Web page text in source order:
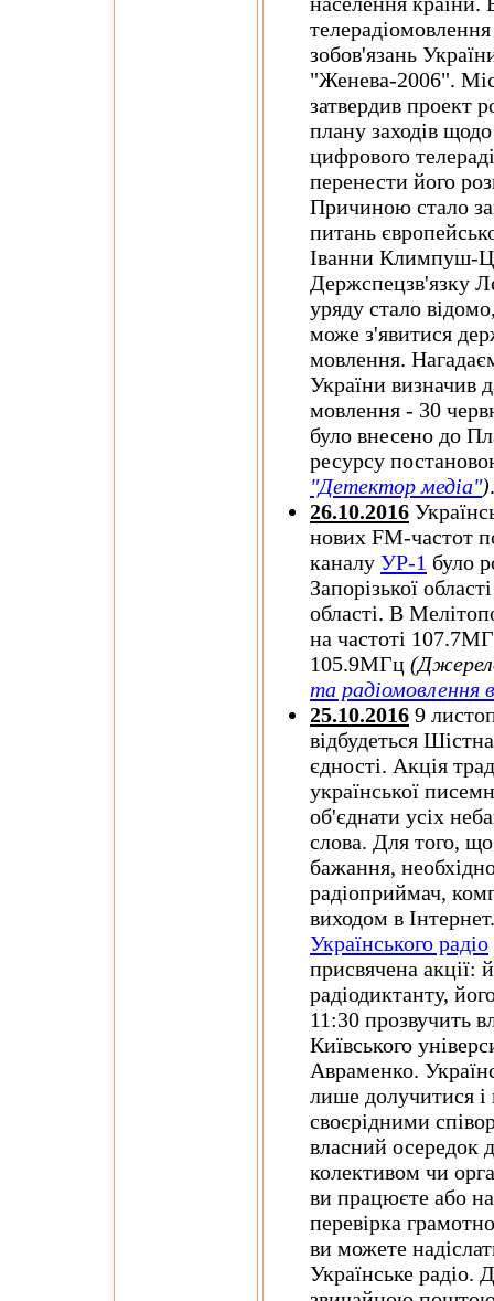
зобов'язань
"Женева-2006".
затвердив проект
плану заходів
цифрового
перенести його
Причиною стало
питань
Іванни Климпуш-
Держспецзв'язку
уряду стало
може з'явитися
мовлення.
України визначив
мовлення - 30
було внесено до
ресурсу
"Детектор медіа").
26.10.2016
нових FM-частот
каналу УР-1 було
Запорізької
області. В
на частоті
105.9МГц
та радіомовлення
25.10.2016 9
відбудеться
єдності. Акція
української
об'єднати усіх
слова. Для того,
бажання,
радіоприймач,
виходом в
Українського радіо
присвячена акції:
радіодиктанту,
11:30 прозвучить
Київського
Авраменко.
лише долучитися і
своєрідними
власний осередок
колективом чи
ви працюєте або
перевірка
ви можете
Українське радіо.